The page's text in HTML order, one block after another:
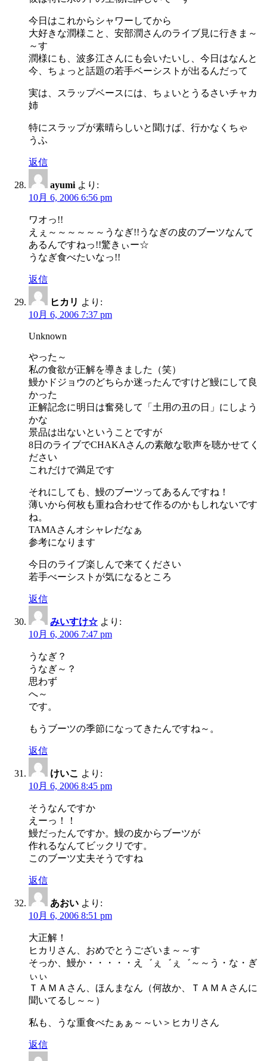
今日はこれからシャワーしてから
大好きな潤様こと、安部潤さんのライブ見に行きま～
～す
潤様にも、波多江さんにも会いたいし、今日はなんと
今、ちょっと話題の若手ベーシストが出るんだって
実は、スラップベースには、ちょいとうるさいチャカ
姉
特にスラップが素晴らしいと聞けば、行かなくちゃ
うふ
返信
ayumi より:
10月 6, 2006 6:56 pm
ワオっ!!
えぇ～～～～～～うなぎ!!うなぎの皮のブーツなんて
あるんですねっ!!驚きぃー☆
うなぎ食べたいなっ!!
返信
ヒカリ より:
10月 6, 2006 7:37 pm
Unknown
やった～
私の食欲が正解を導きました（笑）
鰻かドジョウのどちらか迷ったんですけど鰻にして良
かった
正解記念に明日は奮発して「土用の丑の日」にしよう
かな
景品は出ないということですが
8日のライブでCHAKAさんの素敵な歌声を聴かせてく
ださい
これだけで満足です
それにしても、鰻のブーツってあるんですね！
薄いから何枚も重ね合わせて作るのかもしれないです
ね。
TAMAさんオシャレだなぁ
参考になります
今日のライブ楽しんで来てください
若手べーシストが気になるところ
返信
みいすけ☆ より:
10月 6, 2006 7:47 pm
うなぎ？
うなぎ～？
思わず
へ～
です。
もうブーツの季節になってきたんですね～。
返信
けいこ より:
10月 6, 2006 8:45 pm
そうなんですか
えーっ！！
鰻だったんですか。鰻の皮からブーツが
作れるなんてビックリです。
このブーツ丈夫そうですね
返信
あおい より:
10月 6, 2006 8:51 pm
大正解！
ヒカリさん、おめでとうございま～～す
そっか、鰻か・・・・・え゛ぇ゛ぇ゛～～う・な・ぎ
ぃぃ
ＴＡＭＡさん、ほんまなん（何故か、ＴＡＭＡさんに
聞いてるし～～）
私も、うな重食べたぁぁ～～い＞ヒカリさん
返信